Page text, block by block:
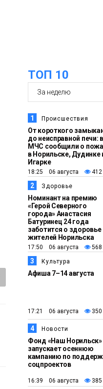
14:36
Плато
Путорана
На
13:47
Новости
в
тысяч
13:10
В
базу
12:25
Медиакомпании
ТОП 10
1 Происшествия
От короткого
до неисправной печи: в
МЧС сообщили о
в Норильске, Дудинке
Игарке
18:25 06 августа 412
2 Здоровье
Номинант на премию
«Герой Северного
города» Анастасия
Батуринец 24 года
заботится о здоровье
жителей Норильска
17:50 06 августа 568
3 Культура
Афиша 7–14 августа
17:21 06 августа 350
4 Новости
Фонд «Наш Норильск»
запускает осеннюю
кампанию по
соцпроектов
16:39 06 августа 385